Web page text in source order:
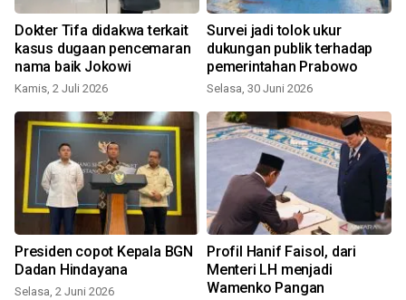
Dokter Tifa didakwa terkait
kasus dugaan pencemaran
nama baik Jokowi
Kamis, 2 Juli 2026
Survei jadi tolok ukur
dukungan publik terhadap
pemerintahan Prabowo
Selasa, 30 Juni 2026
Presiden copot Kepala BGN
Dadan Hindayana
Selasa, 2 Juni 2026
Profil Hanif Faisol, dari
Menteri LH menjadi
Wamenko Pangan